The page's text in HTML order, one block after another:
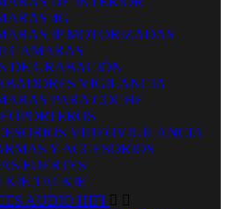
4G
IP MOTORIZADAS
CAMARAS
DE GRABACIÓN
VIGILANCIA
PARA COCHE
VIDEOVIGILANCIA
Y ACCESORIOS
FUERTES
TALKIE
AUDIO HIFI  